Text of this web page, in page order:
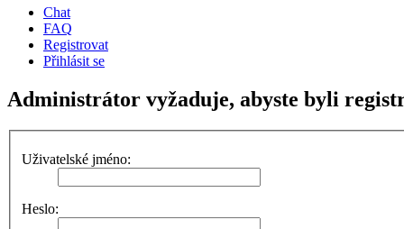
Chat
FAQ
Registrovat
Přihlásit se
Administrátor vyžaduje, abyste byli
Uživatelské jméno:
Heslo: